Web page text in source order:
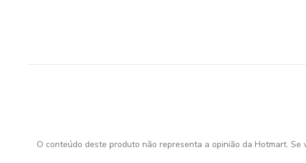
O conteúdo deste produto não representa a opinião da Hotmart. Se